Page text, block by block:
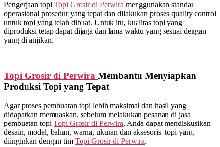
Pengerjaan topi Topi Grosir di Perwira menggunakan standar
operasional prosedur yang tepat dan dilakukan proses quality control
untuk topi yang telah dibuat. Untuk itu, kualitas topi yang
diproduksi tetap dapat dijaga dan lama waktu yang sesuai dengan
yang dijanjikan.
Topi Grosir di Perwira Membantu Menyiapkan
Produksi Topi yang Tepat
Agar proses pembuatan topi lebih maksimal dan hasil yang
didapatkan memuaskan, sebelum melakukan pesanan di jasa
pembuatan topi Topi Grosir di Perwira, Anda dapat mendiskusikan
desain, model, bahan, warna, ukuran dan aksesoris topi yang
diinginkan dengan tim Topi Grosir di Perwira.